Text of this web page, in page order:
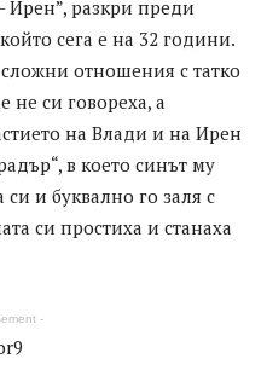
разкри преди
сега е на 32 години.
отношения с татко
не си говореха, а
на Влади и на Ирен
в което синът му
и буквално го заля с
си простиха и станаха
-